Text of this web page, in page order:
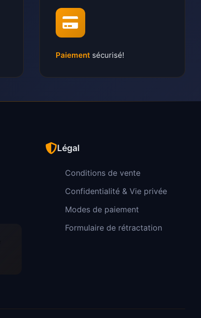
Paiement sécurisé!
Légal
Conditions de vente
Confidentialité & Vie privée
Modes de paiement
Formulaire de rétractation